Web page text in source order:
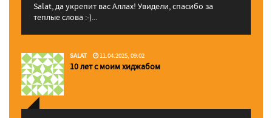
Salat, да укрепит вас Аллаx! Увидели, спасибо за
теплые слова :-)...
SALAT 11.04.2025, 09:02
10 лет с моим хиджабом